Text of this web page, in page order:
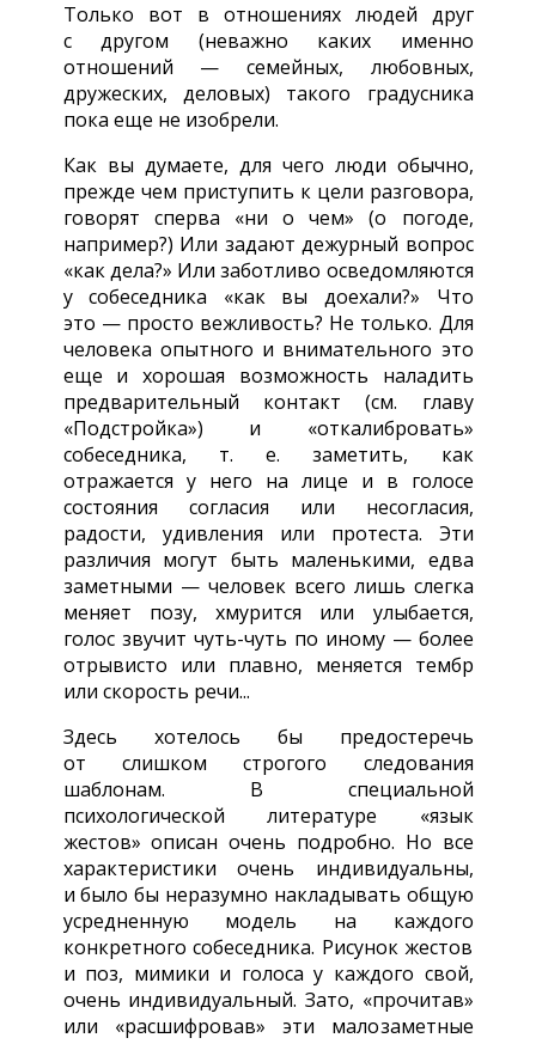
Только вот в отношениях людей друг
с другом (неважно каких именно
отношений — семейных, любовных,
дружеских, деловых) такого градусника
пока еще не изобрели.
Как вы думаете, для чего люди обычно,
прежде чем приступить к цели разговора,
говорят сперва «ни о чем» (о погоде,
например?) Или задают дежурный вопрос
«как дела?» Или заботливо осведомляются
у собеседника «как вы доехали?» Что
это — просто вежливость? Не только. Для
человека опытного и внимательного это
еще и хорошая возможность наладить
предварительный контакт (см. главу
«Подстройка») и «откалибровать»
собеседника, т. е. заметить, как
отражается у него на лице и в голосе
состояния согласия или несогласия,
радости, удивления или протеста. Эти
различия могут быть маленькими, едва
заметными — человек всего лишь слегка
меняет позу, хмурится или улыбается,
голос звучит чуть-чуть по иному — более
отрывисто или плавно, меняется тембр
или скорость речи...
Здесь хотелось бы предостеречь
от слишком строгого следования
шаблонам. В специальной
психологической литературе «язык
жестов» описан очень подробно. Но все
характеристики очень индивидуальны,
и было бы неразумно накладывать общую
усредненную модель на каждого
конкретного собеседника. Рисунок жестов
и поз, мимики и голоса у каждого свой,
очень индивидуальный. Зато, «прочитав»
или «расшифровав» эти малозаметные